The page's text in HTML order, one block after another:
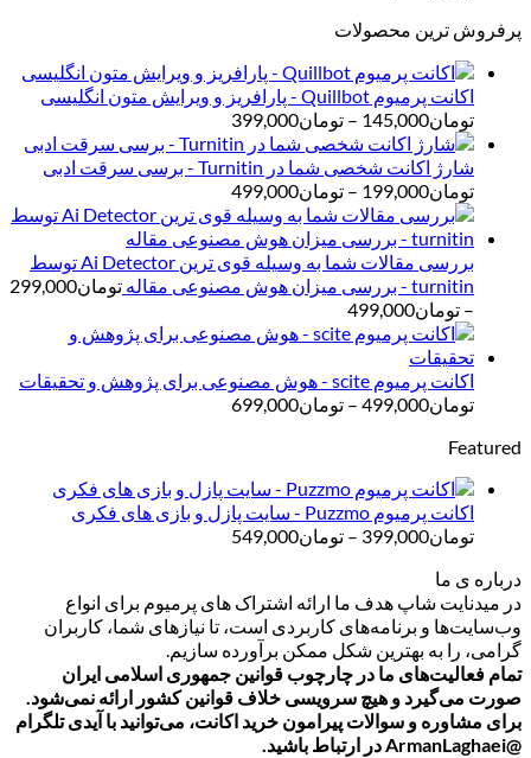
پرفروش ترین محصولات
اکانت پرمیوم Quillbot - پارافریز و ویرایش متون انگلیسی
تومان145,000
– تومان399,000
قیمت:
تومان145,000
تا
تومان399,000
شارژ اکانت شخصی شما در Turnitin - برسی سرقت ادبی
تومان199,000
– تومان499,000محدوده
قیمت:
تومان199,000
تا
تومان499,000
بررسی مقالات شما به وسیله قوی ترین Ai Detector توسط
turnitin - بررسی میزان هوش مصنوعی مقاله
تومان299,000
– تومان499,000محدوده
قیمت:
تا
تومان499,000
اکانت پرمیوم scite - هوش مصنوعی برای پژوهش و تحقیقات
تومان499,000
– تومان699,000محدوده
تومان699,000
Featured
اکانت پرمیوم Puzzmo - سایت پازل و بازی های فکری
تومان399,000
– تومان549,000
تا
تومان549,000
درباره ی ما
در میدنایت شاپ هدف ما ارائه اشتراک های پرمیوم برای انواع
وب‌سایت‌ها و برنامه‌های کاربردی است، تا نیازهای شما، کاربران
گرامی، را به بهترین شکل ممکن برآورده سازیم.
تمام فعالیت‌های ما در چارچوب قوانین جمهوری اسلامی ایران
صورت می‌گیرد و هیچ سرویسی خلاف قوانین کشور ارائه نمی‌شود.
برای مشاوره و سوالات پیرامون خرید اکانت، می‌توانید با آیدی تلگرام
@ArmanLaghaei در ارتباط باشید.